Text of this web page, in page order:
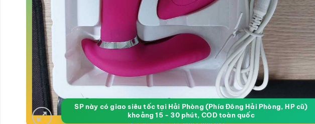
SP này có giao siêu tốc tại Hải Phòng (Phía Đông Hải Phòng, HP cũ)
khoảng 15 - 30 phút, COD toàn quốc